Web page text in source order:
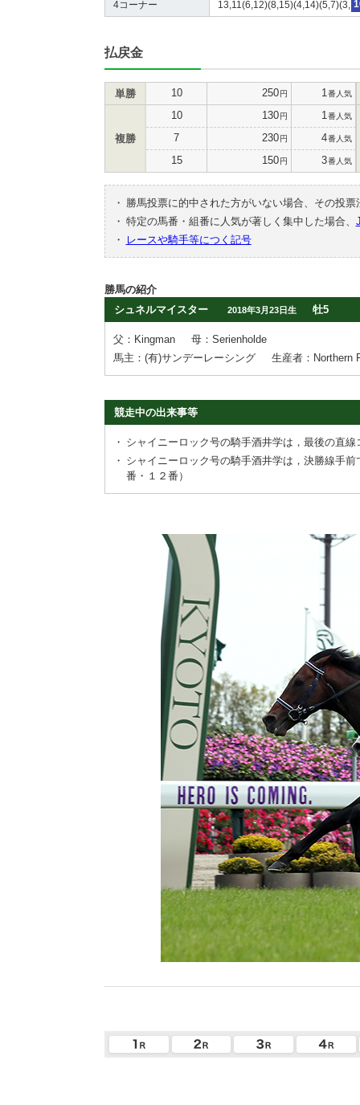
4コーナー 13,11(6,12)(8,15)(4,14)(5,7)(3,
払戻金
単勝 10 250円 1 番人気
複勝
10 130円 1 番人気
7 230円 4番人気
15 150円 3番人気
・
勝馬投票に的中された方がいない場合、その投
・ 特定の馬番・組番に人気が著しく集中した場合、
・
レースや騎手等につく記号
勝馬の紹介
シュネルマイスター
2018年3月23日生 牡5
父：Kingman
母：Serienholde
馬主：(有)サンデーレーシング
生産者：Northern
競走中の出来事等
・ シャイニーロック号の騎手酒井学は，最後の直
・ シャイニーロック号の騎手酒井学は，決勝線手
番・１２番）